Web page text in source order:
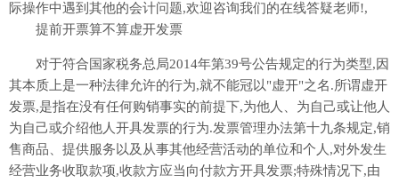
际操作中遇到其他的会计问题,欢迎咨询我们的在线答疑老师!,
提前开票算不算虚开发票
对于符合国家税务总局2014年第39号公告规定的行为类型,因
其本质上是一种法律允许的行为,就不能冠以"虚开"之名.所谓虚开
发票,是指在没有任何购销事实的前提下,为他人、为自己或让他人
为自己或介绍他人开具发票的行为.发票管理办法第十九条规定,销
售商品、提供服务以及从事其他经营活动的单位和个人,对外发生
经营业务收取款项,收款方应当向付款方开具发票;特殊情况下,由